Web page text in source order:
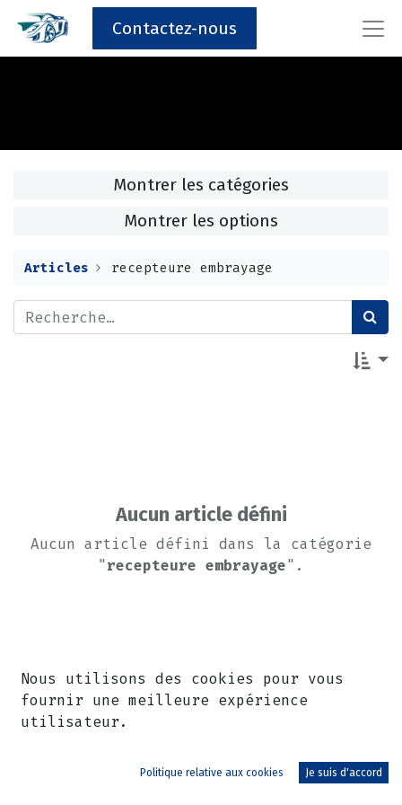
Contactez-nous
Montrer les catégories
Montrer les options
Articles recepteure embrayage
Aucun article défini
Aucun article défini dans la catégorie
"recepteure embrayage".
Nous utilisons des cookies pour vous
fournir une meilleure expérience
utilisateur.
Politique relative aux cookies Je suis d'accord